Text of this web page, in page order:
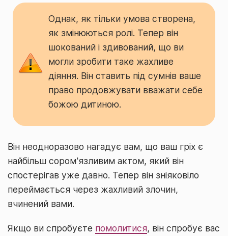
Однак, як тільки умова створена,
як змінюються ролі. Тепер він
шокований і здивований, що ви
могли зробити таке жахливе
діяння. Він ставить під сумнів ваше
право продовжувати вважати себе
божою дитиною.
Він неодноразово нагадує вам, що ваш гріх є
найбільш сором'язливим актом, який він
спостерігав уже давно. Тепер він зніяковіло
переймається через жахливий злочин,
вчинений вами.
Якщо ви спробуєте помолитися, він спробує вас